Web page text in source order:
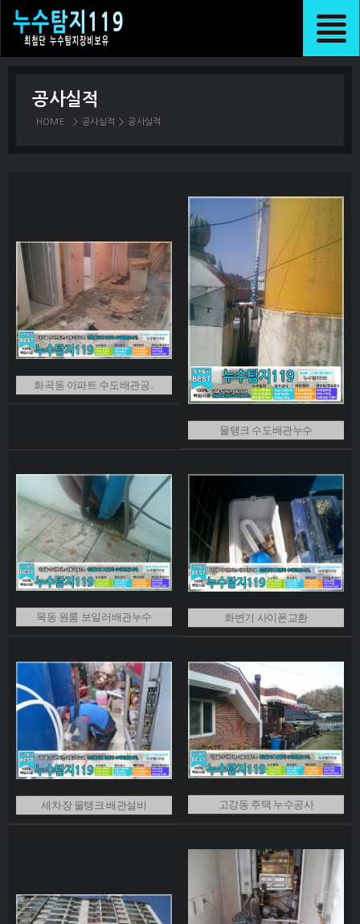
공사실적
HOME > 공사실적 > 공사실적
화곡동 아파트 수도배관공..
물탱크 수도배관누수
목동 원룸 보일러배관누수 화변기 사이폰교환
세차장 물탱크 배관설비 고강동 주택 누수공사